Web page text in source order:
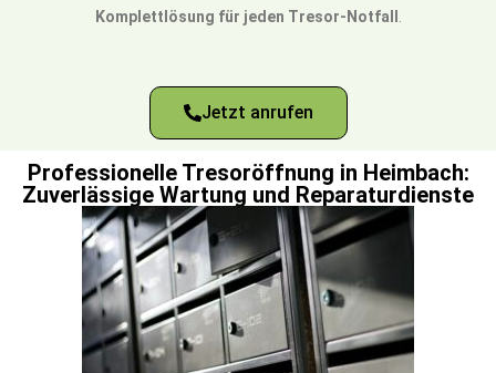
Komplettlösung für jeden Tresor-Notfall
Jetzt anrufen
Professionelle Tresoröffnung in Heimbach:
Zuverlässige Wartung und Reparaturdienste